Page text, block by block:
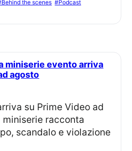
the scenes #Podcast
agosto
racconta
scandalo e violazione